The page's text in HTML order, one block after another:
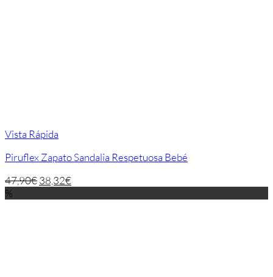
Vista Rápida
Piruflex Zapato Sandalia Respetuosa Bebé
47,90€38,32€
%